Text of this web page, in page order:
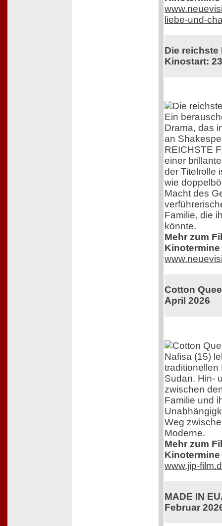
liebe-und-
Die reichste
Kinostart:
Ein
Drama, das
an
REICHSTE
einer
der Titelrolle
wie
Macht des
Familie, die
könnte.
Mehr zum
Cotton
April 2026
Nafisa (15)
traditionellen
Sudan. Hin-
zwischen
Familie und
Weg
Moderne.
Mehr zum
www.jip-
MADE IN
Februar